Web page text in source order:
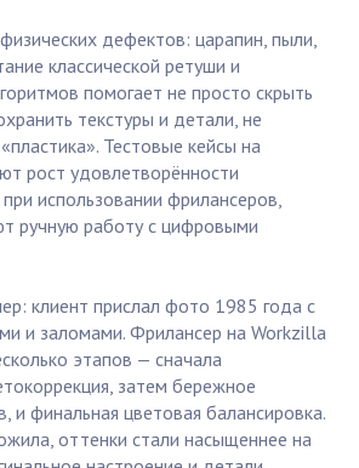
дефектов: царапин, пыли,
классической ретуши и
помогает не просто скрыть
текстуры и детали, не
Тестовые кейсы на
рост удовлетворённости
использовании фрилансеров,
ручную работу с цифровыми
клиент прислал фото 1985 года с
и заломами. Фрилансер на Workzilla
этапов — сначала
затем бережное
и финальная цветовая балансировка.
оттенки стали насыщеннее на